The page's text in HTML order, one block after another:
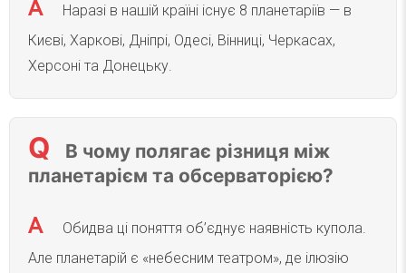
Наразі в нашій країні існує 8 планетаріїв — в
Києві, Харкові, Дніпрі, Одесі, Вінниці, Черкасах,
Херсоні та Донецьку.
В чому полягає різниця між
планетарієм та обсерваторією?
Обидва ці поняття об’єднує наявність купола.
Але планетарій є «небесним театром», де ілюзію